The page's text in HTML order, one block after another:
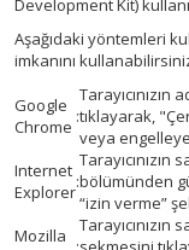
Development Kit)
Aşağıdaki yöntemleri
imkanını
Google
Chrome :tıklayarak,
veya
Internet
Explorer:bölümünden
“izin verme”
Mozilla